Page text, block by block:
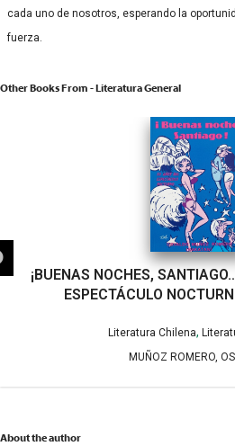
cada uno de nosotros, esperando la
fuerza.
Other Books From - Literatura General
¡BUENAS NOCHES,
ESPECTÁCULO
Literatura Chilena,
MUÑOZ ROMERO,
About the author